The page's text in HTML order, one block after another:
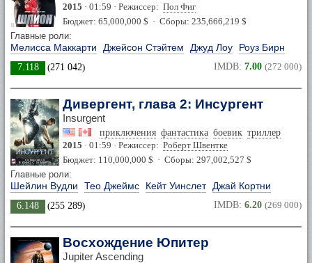
2015 · 01:59 · Режиссер: Пол Фиг
Бюджет: 65,000,000 $ · Сборы: 235,666,219 $
Главные роли:
Мелисса Маккарти Джейсон Стэйтем Джуд Лоу Роуз Бирн
7.118 (271 042) IMDB: 7.00 (272 000)
Дивергент, глава 2: Инсургент
Insurgent
приключения фантастика боевик триллер
2015 · 01:59 · Режиссер: Роберт Швентке
Бюджет: 110,000,000 $ · Сборы: 297,002,527 $
Главные роли:
Шейлин Вудли Тео Джеймс Кейт Уинслет Джай Кортни
6.148 (255 289) IMDB: 6.20 (269 000)
Восхождение Юпитер
Jupiter Ascending